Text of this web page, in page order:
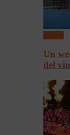
Un
del